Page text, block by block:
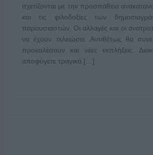
σχετίζονται με την προσπάθεια
και τις φιλοδοξίες των
παρουσιαστών. Οι αλλαγές και οι
να έχουν τελειώσει. Αντιθέτως θα
προκαλέσουν και νέες εκπλήξεις.
αποφύγετε τραγικά […]